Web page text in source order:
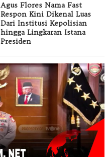
Agus Flores Nama Fast
Respon Kini Dikenal Luas
Dari Institusi Kepolisian
hingga Lingkaran Istana
Presiden